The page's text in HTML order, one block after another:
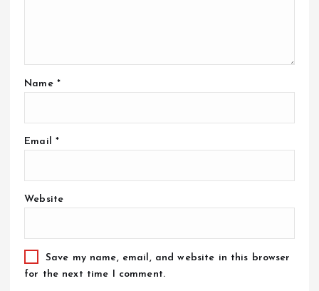
Name *
Email *
Website
Save my name, email, and website in this browser
for the next time I comment.